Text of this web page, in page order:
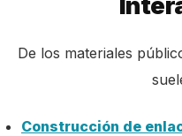
De los materiales
Construcción de